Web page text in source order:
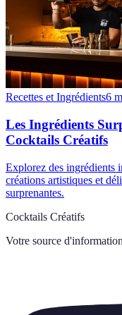
Recettes et Ingrédients6
Les Ingrédients
Cocktails Créatifs
Explorez des ingrédients
créations artistiques et
surprenantes.
Cocktails Créatifs
Votre source